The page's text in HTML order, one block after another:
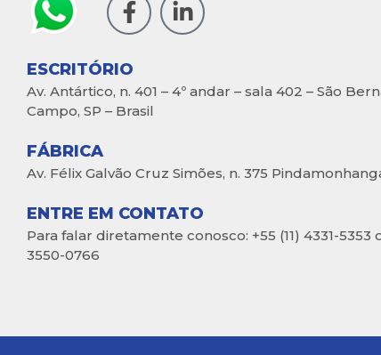
ESCRITÓRIO
Av. Antártico, n. 401 – 4º andar – sala 402 – São
Campo, SP – Brasil
FÁBRICA
Av. Félix Galvão Cruz Simões, n. 375
ENTRE EM CONTATO
Para falar diretamente conosco: +55 (11) 4331-5353
3550-0766